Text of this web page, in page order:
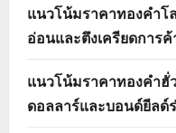
แนวโน้มราคาทองคำโ
อ่อนและตึงเครียดการค้
แนวโน้มราคาทองคำฮั่
ดอลลาร์และบอนด์ยีลด์